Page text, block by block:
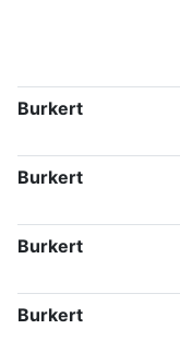
Burkert
Burkert
Burkert
Burkert